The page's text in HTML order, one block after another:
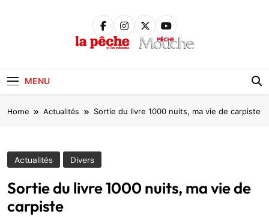
MENU
Home Actualités Sortie du livre 1000 nuits, ma vie de carpiste
Actualités Divers
Sortie du livre 1000 nuits, ma vie de
carpiste